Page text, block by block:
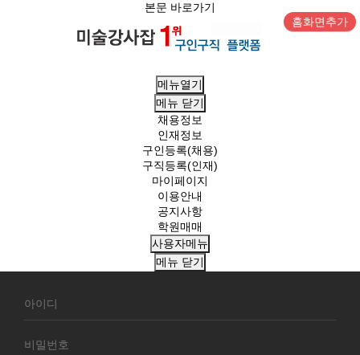
본문 바로가기
홈화면추가
메뉴열기
메뉴 닫기
채용정보
인재정보
구인등록(채용)
구직등록(인재)
마이페이지
이용안내
공지사항
학원매매
사용자메뉴
메뉴 닫기
원
그